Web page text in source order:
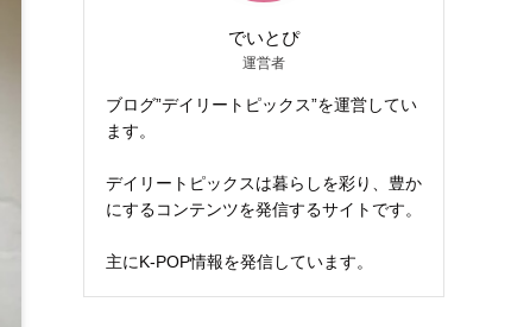
でいとぴ
運営者
ブログ”デイリートピックス”を運営してい
ます。
デイリートピックスは暮らしを彩り、豊か
にするコンテンツを発信するサイトです。
主にK-POP情報を発信しています。